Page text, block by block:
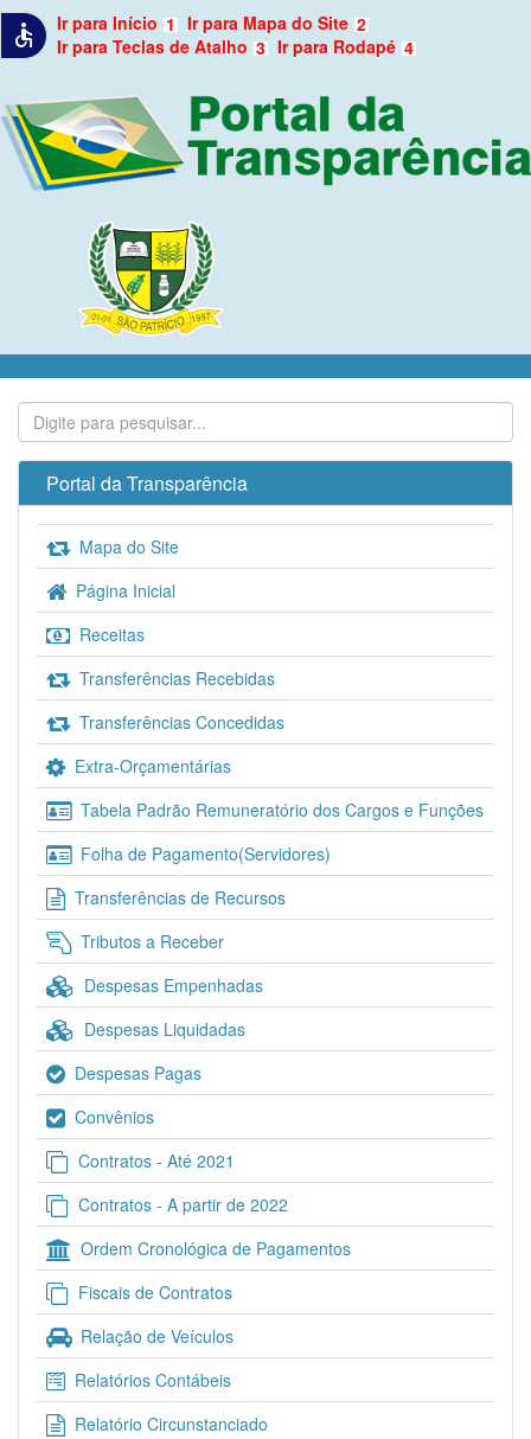
accessible Ir para Início 1 Ir para Mapa do Site 2
Ir para Teclas de Atalho 3 Ir para Rodapé 4
Portal da Transparência
Mapa do Site
Página Inicial
Receitas
Transferências Recebidas
Transferências Concedidas
Extra-Orçamentárias
Tabela Padrão Remuneratório dos Cargos e Funções
Folha de Pagamento(Servidores)
Transferências de Recursos
Tributos a Receber
Despesas Empenhadas
Despesas Liquidadas
Despesas Pagas
Convênios
Contratos - Até 2021
Contratos - A partir de 2022
Ordem Cronológica de Pagamentos
Fiscais de Contratos
Relação de Veículos
Relatórios Contábeis
Relatório Circunstanciado